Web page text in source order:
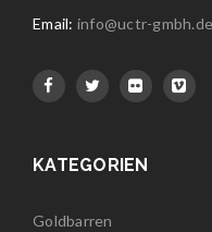
Email: info@uctr-gmbh.de
KATEGORIEN
Goldbarren